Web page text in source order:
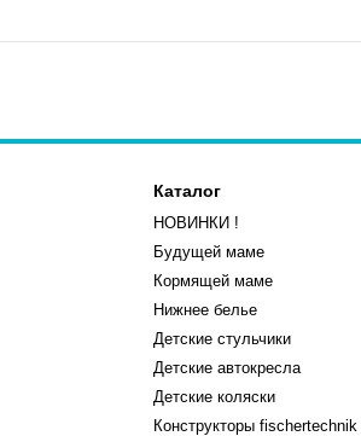
Каталог
НОВИНКИ !
Будущей маме
Кормящей маме
Нижнее белье
Детские стульчики
Детские автокресла
Детские коляски
Конструкторы fischertechnik